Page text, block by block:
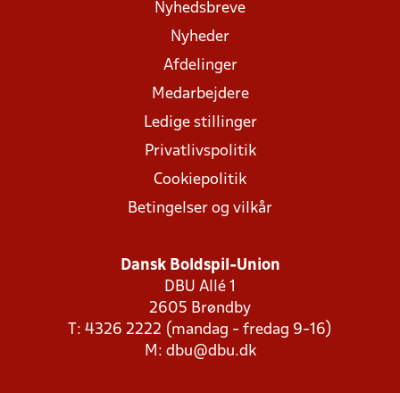
Nyhedsbreve
Nyheder
Afdelinger
Medarbejdere
Ledige stillinger
Privatlivspolitik
Cookiepolitik
Betingelser og vilkår
Dansk Boldspil-Union
DBU Allé 1
2605 Brøndby
T: 4326 2222 (mandag - fredag 9-16)
M: dbu@dbu.dk